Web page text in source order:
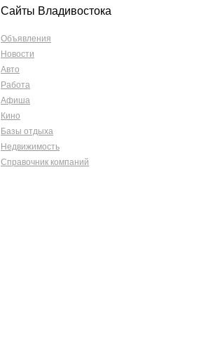
Сайты Владивостока
Объявления
Новости
Авто
Работа
Афиша
Кино
Базы отдыха
Недвижимость
Справочник компаний